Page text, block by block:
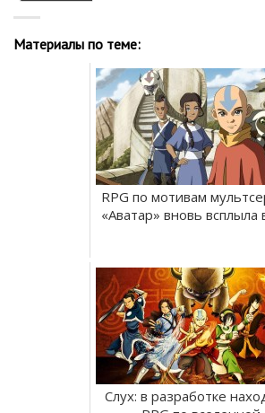
Материалы по теме:
RPG по мотивам
«Аватар» вновь всплыла
Слух: в разработке